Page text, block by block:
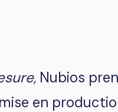
Nubios
en